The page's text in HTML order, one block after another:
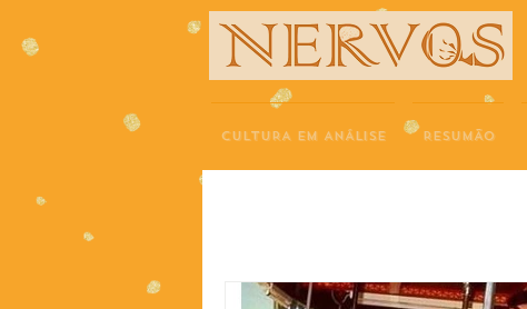
NERVOS
CULTURA EM ANÁLISE RESUMÃO